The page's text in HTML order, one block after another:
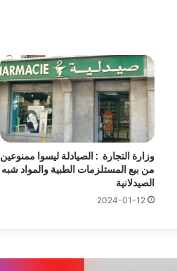
وزارة التجارة : الصيادلة ليسوا ممنوعين
من بيع المستلزمات الطبية والمواد شبه
الصيدلانية
2024-01-12